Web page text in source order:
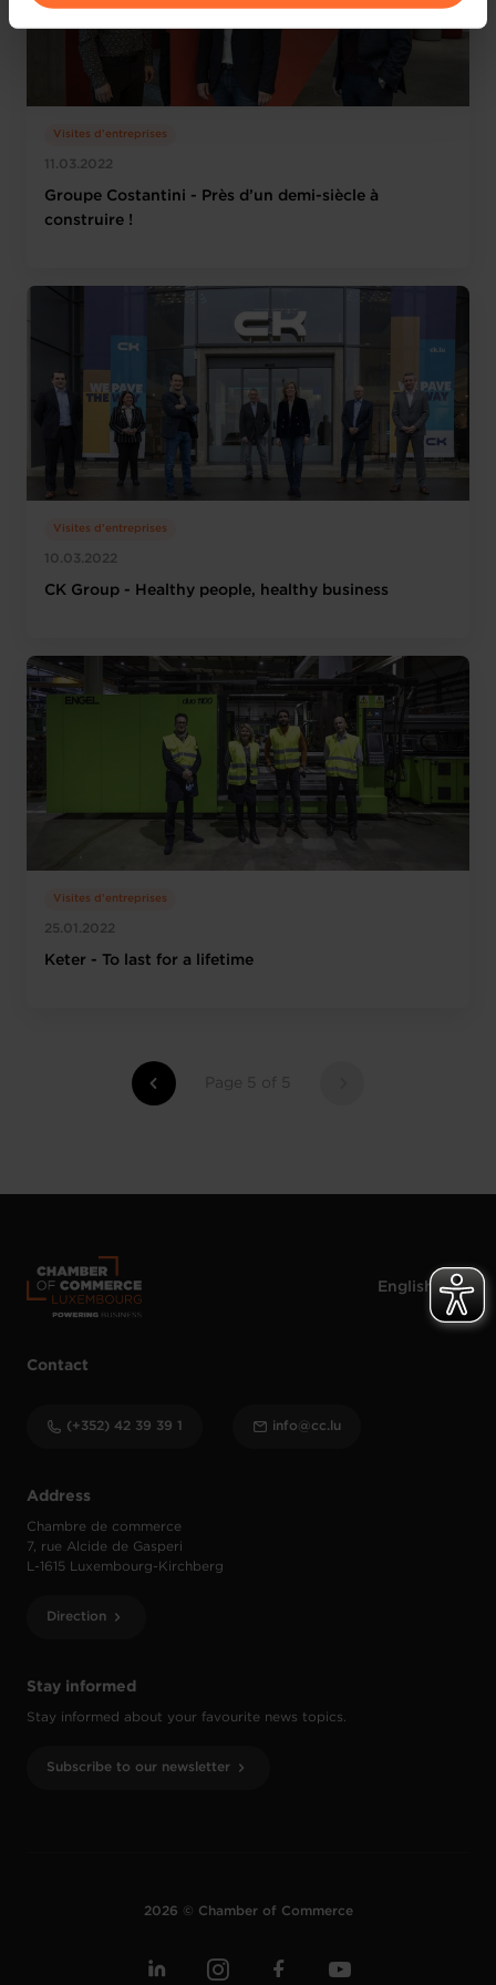
vos données personnelles, vous pouvez consulter notre
Charte d’usage des cookies
protection des données personnelles .
11.03.2022
Visites d'entreprises
Groupe Costantini - Près d’un demi-siècle à
construire !
10.03.2022
Visites d'entreprises
CK Group - Healthy people, healthy business
25.01.2022
Visites d'entreprises
Keter - To last for a lifetime
Page 5 of 5
Stay informed
Stay informed about your favourite news topics.
Subscribe to our newsletter
Address
Chambre de commerce
7, rue Alcide de Gasperi
L-1615 Luxembourg-Kirchberg
Direction
Contact
(+352) 42 39 39 1 info@cc.lu
2026 © Chamber of Commerce